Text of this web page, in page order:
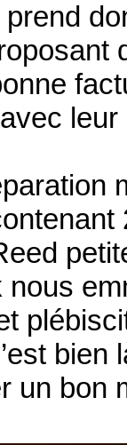
prend
leur
nous
bien
un bon